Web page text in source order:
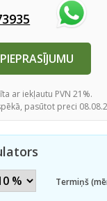
ar iekļautu PVN 21%.
pasūtot preci
Termiņš